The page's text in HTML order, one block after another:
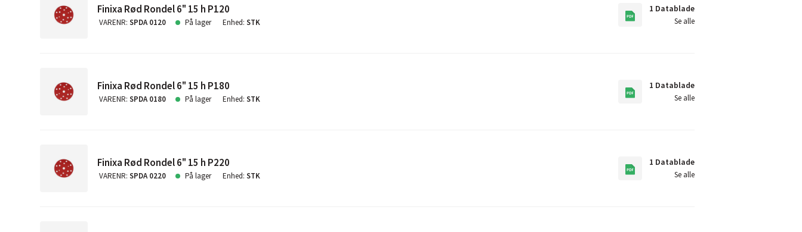
Finixa Rød Rondel 6" 15 h P120
VARENR:SPDA 0120 På lager Enhed:STK
1 Datablade
Se alle
Finixa Rød Rondel 6" 15 h P180
VARENR:SPDA 0180 På lager Enhed:STK
1 Datablade
Se alle
Finixa Rød Rondel 6" 15 h P220
VARENR:SPDA 0220 På lager Enhed:STK
1 Datablade
Se alle